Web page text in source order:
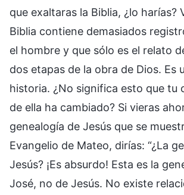
que exaltaras la Biblia, ¿lo harías?
Biblia contiene demasiados
el hombre y que sólo es el relato
dos etapas de la obra de Dios. Es
historia. ¿No significa esto que tu
de ella ha cambiado? Si vieras
genealogía de Jesús que se
Evangelio de Mateo, dirías: “¿La
Jesús? ¡Es absurdo! Esta es la
José, no de Jesús. No existe